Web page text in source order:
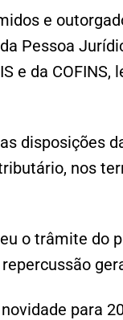
e
Pessoa
e da COFINS,
disposições
nos
o trâmite do
para